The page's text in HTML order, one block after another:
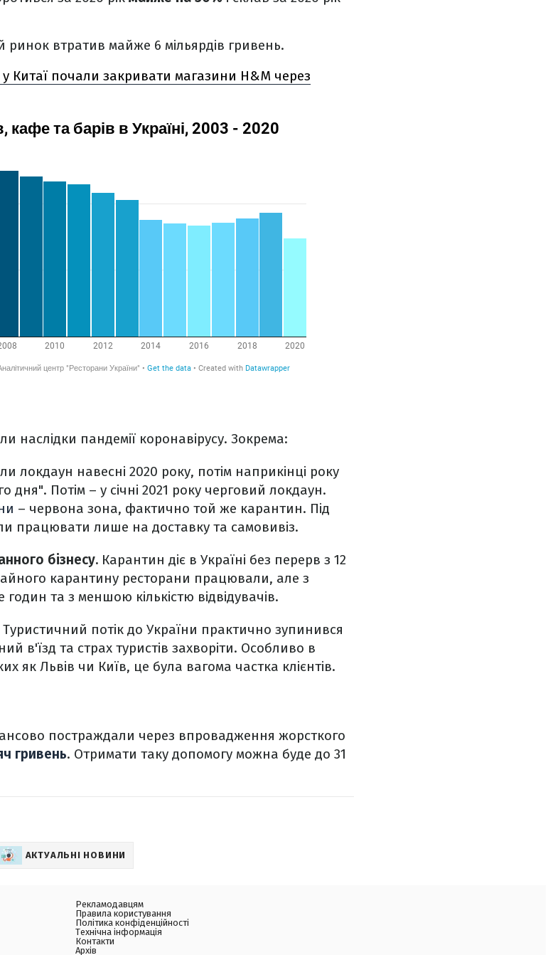
ринок втратив майже 6 мільярдів гривень.
Китаї почали закривати магазини H&M через
наслідки пандемії коронавірусу. Зокрема:
локдаун навесні 2020 року, потім наприкінці року
дня". Потім – у січні 2021 року черговий локдаун.
– червона зона, фактично той же карантин. Під
працювати лише на доставку та самовивіз.
бізнесу. Карантин діє в Україні без перерв з 12
карантину ресторани працювали, але з
та з меншою кількістю відвідувачів.
Туристичний потік до України практично зупинився
в'їзд та страх туристів захворіти. Особливо в
як Львів чи Київ, це була вагома частка клієнтів.
постраждали через впровадження жорсткого
гривень. Отримати таку допомогу можна буде до 31
АКТУАЛЬНІ НОВИНИ
Рекламодавцям
Правила користування
Політика конфіденційності
Технічна інформація
Контакти
Архів